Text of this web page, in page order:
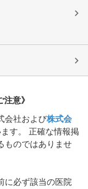
意》
会社および株式会
す。 正確な情報掲
ものではありませ
に必ず該当の医院